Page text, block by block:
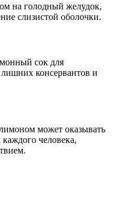
на голодный желудок,
слизистой оболочки.
сок для
консервантов и
может оказывать
человека,